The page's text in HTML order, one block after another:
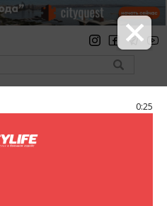
0:25
вход Citylife Magazine